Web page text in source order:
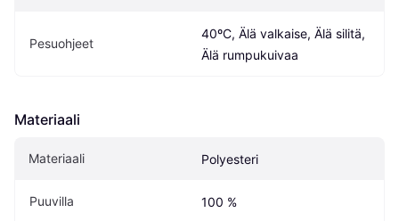
Pesuohjeet
40ºC, Älä valkaise, Älä silitä,
Älä rumpukuivaa
Materiaali
Materiaali Polyesteri
Puuvilla 100 %